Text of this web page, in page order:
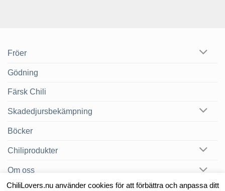
Fröer
Gödning
Färsk Chili
Skadedjursbekämpning
Böcker
Chiliprodukter
Om oss
ChiliLovers.nu använder cookies för att förbättra och anpassa ditt